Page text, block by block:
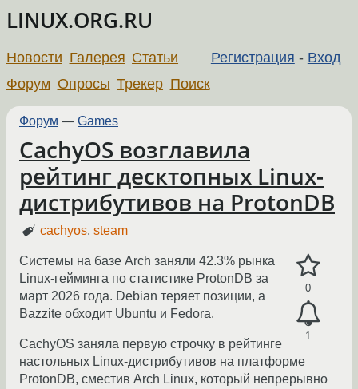
LINUX.ORG.RU
Регистрация - Вход
Новости Галерея Статьи
Форум Опросы Трекер Поиск
Форум — Games
CachyOS возглавила
рейтинг десктопных Linux-
дистрибутивов на ProtonDB
cachyos,steam
0
1
Системы на базе Arch заняли 42.3% рынка
Linux-гейминга по статистике ProtonDB за
март 2026 года. Debian теряет позиции, а
Bazzite обходит Ubuntu и Fedora.
CachyOS заняла первую строчку в рейтинге
настольных Linux-дистрибутивов на платформе
ProtonDB, сместив Arch Linux, который непрерывно